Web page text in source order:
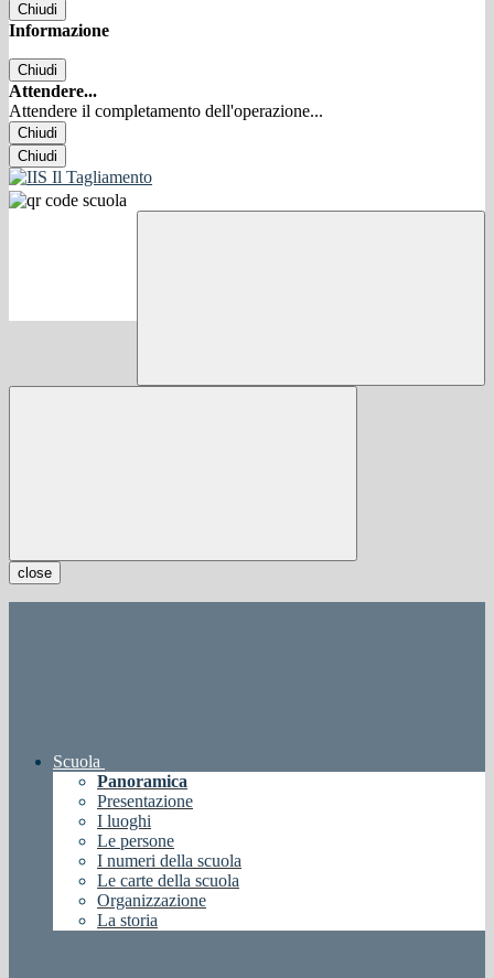
Chiudi
Informazione
Chiudi
Attendere...
Attendere il completamento dell'operazione...
Chiudi
Chiudi
close
Scuola
Panoramica
Presentazione
I luoghi
Le persone
I numeri della scuola
Le carte della scuola
Organizzazione
La storia